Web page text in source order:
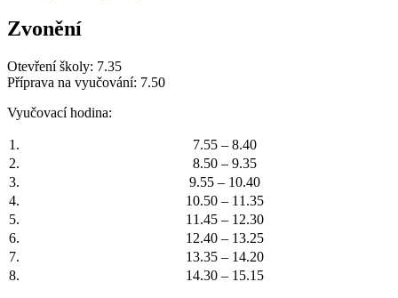
Zvonění
Otevření školy: 7.35
Příprava na vyučování: 7.50
Vyučovací hodina:
1.
7.55 – 8.40
2.
8.50 – 9.35
3.
9.55 – 10.40
4.
10.50 – 11.35
5.
11.45 – 12.30
6.
12.40 – 13.25
7.
13.35 – 14.20
8.
14.30 – 15.15